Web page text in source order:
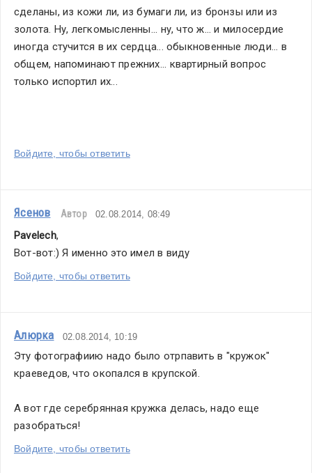
сделаны, из кожи ли, из бумаги ли, из бронзы или из
золота. Ну, легкомысленны... ну, что ж... и милосердие
иногда стучится в их сердца... обыкновенные люди... в
общем, напоминают прежних... квартирный вопрос
только испортил их...
Войдите, чтобы ответить
Ясенов Автор 02.08.2014, 08:49
Pavelech,
Вот-вот:) Я именно это имел в виду
Войдите, чтобы ответить
Алюрка 02.08.2014, 10:19
Эту фотографиию надо было отрпавить в "кружок"
краеведов, что окопался в крупской.
А вот где серебрянная кружка делась, надо еще
разобраться!
Войдите, чтобы ответить